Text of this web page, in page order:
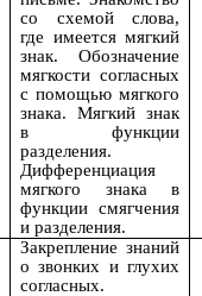
со схемой слова,
где имеется мягкий
знак. Обозначение
мягкости согласных
с помощью мягкого
знака. Мягкий знак
в функции
разделения.
Дифференциация
мягкого знака в
функции смягчения
и разделения.
Закрепление знаний
о звонких и глухих
согласных.